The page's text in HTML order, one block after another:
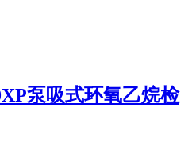
泵吸式环氧乙烷检